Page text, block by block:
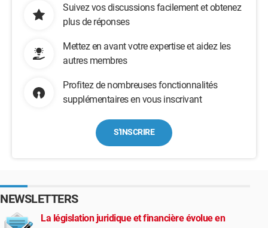
Suivez vos discussions facilement et obtenez
plus de réponses
Mettez en avant votre expertise et aidez les
autres membres
Profitez de nombreuses fonctionnalités
supplémentaires en vous inscrivant
S'INSCRIRE
NEWSLETTERS
La législation juridique et financière évolue en